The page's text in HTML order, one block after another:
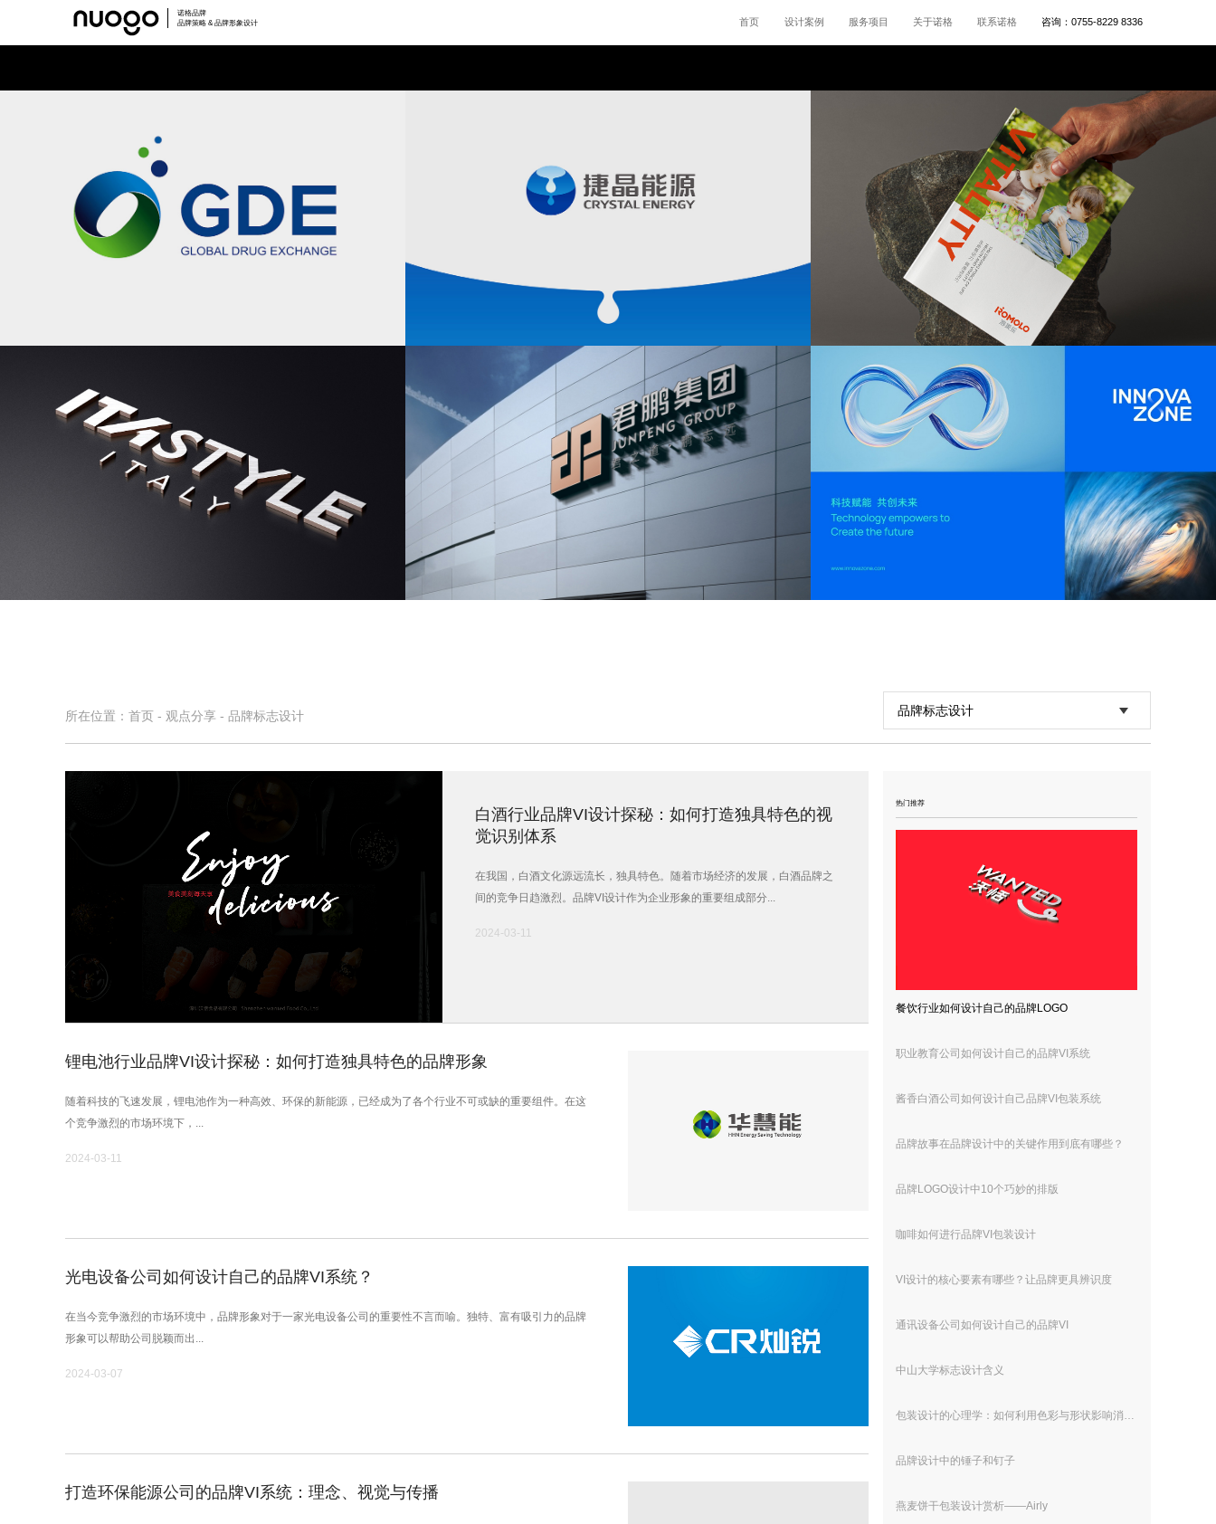
诺格品牌
品牌策略 & 品牌形象设计
首页 设计案例 服务项目 关于诺格 联系诺格 咨询：0755-8229 8336
全球药品交易所
医疗VI设计,药品LOGO设计
意宝格
家居品牌设计,家居LOGO设计
捷晶能源
君鹏集团
集团VI设计,工程建筑品牌设计,品牌设计
溶美乐
食品VI设计,产品LOGO设计,深圳品牌设计
德方创域
电池品牌设计，新能源VI设计，新能源logo设计
所在位置： 首页 - 观点分享 - 品牌标志设计 品牌标志设计
白酒行业品牌VI设计探秘：如何打造独具特色的视
觉识别体系
在我国，白酒文化源远流长，独具特色。随着市场经济的发展，白酒品牌之
间的竞争日趋激烈。品牌VI设计作为企业形象的重要组成部分...
2024-03-11
锂电池行业品牌VI设计探秘：如何打造独具特色的品牌形象
随着科技的飞速发展，锂电池作为一种高效、环保的新能源，已经成为了各个行业不可或缺的重要组件。在这
个竞争激烈的市场环境下，...
2024-03-11
光电设备公司如何设计自己的品牌VI系统？
在当今竞争激烈的市场环境中，品牌形象对于一家光电设备公司的重要性不言而喻。独特、富有吸引力的品牌
形象可以帮助公司脱颖而出...
2024-03-07
打造环保能源公司的品牌VI系统：理念、视觉与传播
热门推荐
餐饮行业如何设计自己的品牌LOGO
职业教育公司如何设计自己的品牌VI系统
酱香白酒公司如何设计自己品牌VI包装系统
品牌故事在品牌设计中的关键作用到底有哪些？
品牌LOGO设计中10个巧妙的排版
咖啡如何进行品牌VI包装设计
VI设计的核心要素有哪些？让品牌更具辨识度
通讯设备公司如何设计自己的品牌VI
中山大学标志设计含义
包装设计的心理学：如何利用色彩与形状影响消费者的购买决策？
品牌设计中的锤子和钉子
燕麦饼干包装设计赏析——Airly